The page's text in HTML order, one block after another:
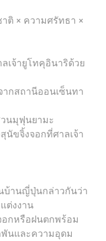
ติ × ความศรัทธา ×
เจ้ายูโทคุอินาริด้วย
ากสถานีออนเซ็นทา
นมุฟุนยามะ
นัขจิ้งจอกที่ศาลเจ้า
บ้านญี่ปุ่นกล่าวกันว่า
ต่งงาน
กหรือฝนตกพร้อม
นและความอุดม